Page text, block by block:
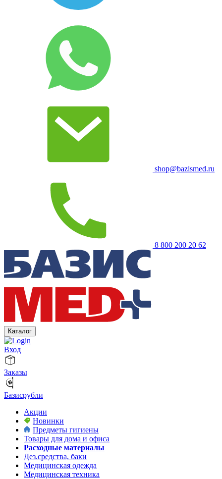
shop@bazismed.ru
8 800 200 20 62
Каталог
Вход
Заказы
Базисрубли
Акции
Новинки
Предметы гигиены
Товары для дома и офиса
Расходные материалы
Дез.средства, баки
Медицинская одежда
Медицинская техника